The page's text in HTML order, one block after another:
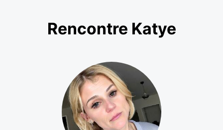
Rencontre Katye